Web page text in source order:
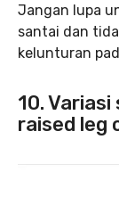
Jangan lupa
santai dan
kelunturan
10.
raised leg